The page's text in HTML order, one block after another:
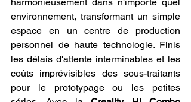
environnement, transformant un simple
espace en un centre de production
personnel de haute technologie. Finis
les délais d'attente interminables et les
coûts imprévisibles des sous-traitants
pour le prototypage ou les petites